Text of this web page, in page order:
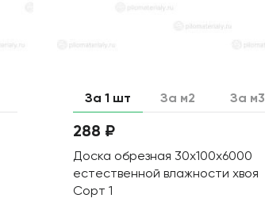
За 1 шт За м2 За м3
288 ₽
Доска обрезная 30х100х6000
естественной влажности хвоя
Сорт 1